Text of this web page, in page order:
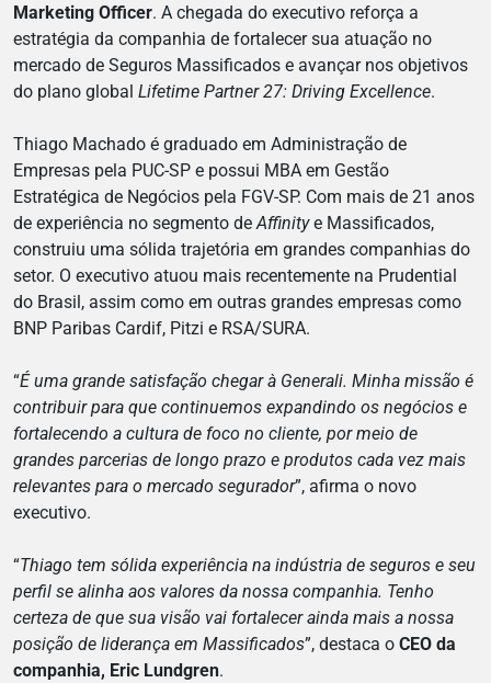
Marketing Officer. A chegada do executivo reforça a
estratégia da companhia de fortalecer sua atuação no
mercado de Seguros Massificados e avançar nos objetivos
do plano global Lifetime Partner 27: Driving Excellence.
Thiago Machado é graduado em Administração de
Empresas pela PUC-SP e possui MBA em Gestão
Estratégica de Negócios pela FGV-SP. Com mais de 21 anos
de experiência no segmento deAffinitye Massificados,
construiu uma sólida trajetória em grandes companhias do
setor. O executivo atuou mais recentemente na Prudential
do Brasil, assim como em outras grandes empresas como
BNP Paribas Cardif, Pitzi e RSA/SURA.
“É uma grande satisfação chegar à Generali. Minha missão é
contribuir para que continuemos expandindo os negócios e
fortalecendo a cultura de foco no cliente, por meio de
grandes parcerias de longo prazo e produtos cada vez mais
relevantes para o mercado segurador”, afirma o novo
executivo.
“Thiago tem sólida experiência na indústria de seguros e seu
perfil se alinha aos valores da nossa companhia. Tenho
certeza de que sua visão vai fortalecer ainda mais a nossa
posição de liderança em Massificados”, destaca o CEO da
companhia, Eric Lundgren.